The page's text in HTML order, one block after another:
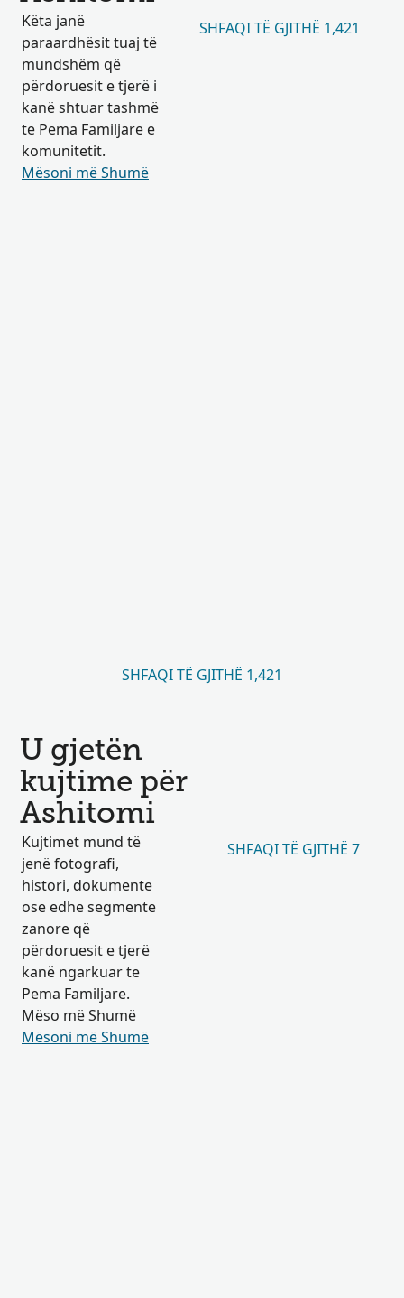
Këta janë
paraardhësit tuaj të
mundshëm që
përdoruesit e tjerë i
kanë shtuar tashmë
te Pema Familjare e
komunitetit.
Mësoni më Shumë
SHFAQI TË GJITHË 1,421
SHFAQI TË GJITHË 1,421
U gjetën
kujtime për
Ashitomi
Kujtimet mund të
jenë fotografi,
histori, dokumente
ose edhe segmente
zanore që
përdoruesit e tjerë
kanë ngarkuar te
Pema Familjare.
Mëso më Shumë
Mësoni më Shumë
SHFAQI TË GJITHË 7